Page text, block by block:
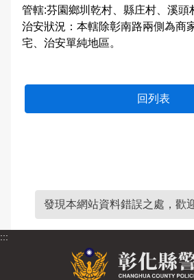
交通管制公告
路口錄影監視系統
綜合業務宣導
常見問題
本局信箱
管轄:芬園鄉圳乾村、縣庄村、溪頭
治安狀況：本轄除彰南路兩側為商
宅、治安單純地區。
回列表
發現本網站資料錯誤之處，歡
:::